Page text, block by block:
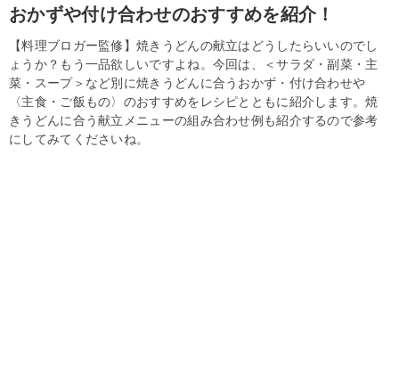
おかずや付け合わせのおすすめを紹介！
【料理ブロガー監修】焼きうどんの献立はどうしたらいいのでし
ょうか？もう一品欲しいですよね。今回は、＜サラダ・副菜・主
菜・スープ＞など別に焼きうどんに合うおかず・付け合わせや
〈主食・ご飯もの〉のおすすめをレシピとともに紹介します。焼
きうどんに合う献立メニューの組み合わせ例も紹介するので参考
にしてみてくださいね。